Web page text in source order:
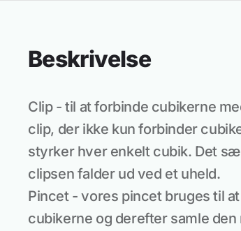
Beskrivelse
Clip - til at forbinde cubikerne
clip, der ikke kun forbinder
styrker hver enkelt cubik. Det
clipsen falder ud ved et uheld.
Pincet - vores pincet bruges til
cubikerne og derefter samle